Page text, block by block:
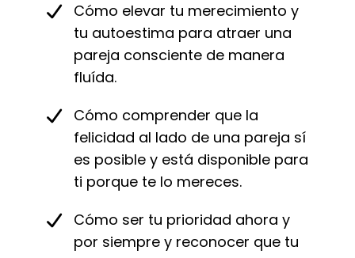
Cómo elevar tu merecimiento y
tu autoestima para atraer una
pareja consciente de manera
fluída.
Cómo comprender que la
felicidad al lado de una pareja sí
es posible y está disponible para
ti porque te lo mereces.
Cómo ser tu prioridad ahora y
por siempre y reconocer que tu